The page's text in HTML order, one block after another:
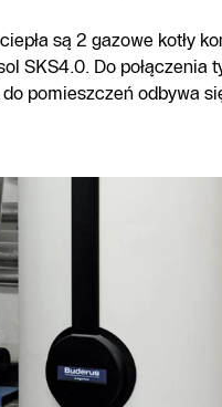
ciepła są 2 gazowe kotły
SKS4.0. Do
pomieszczeń odbywa